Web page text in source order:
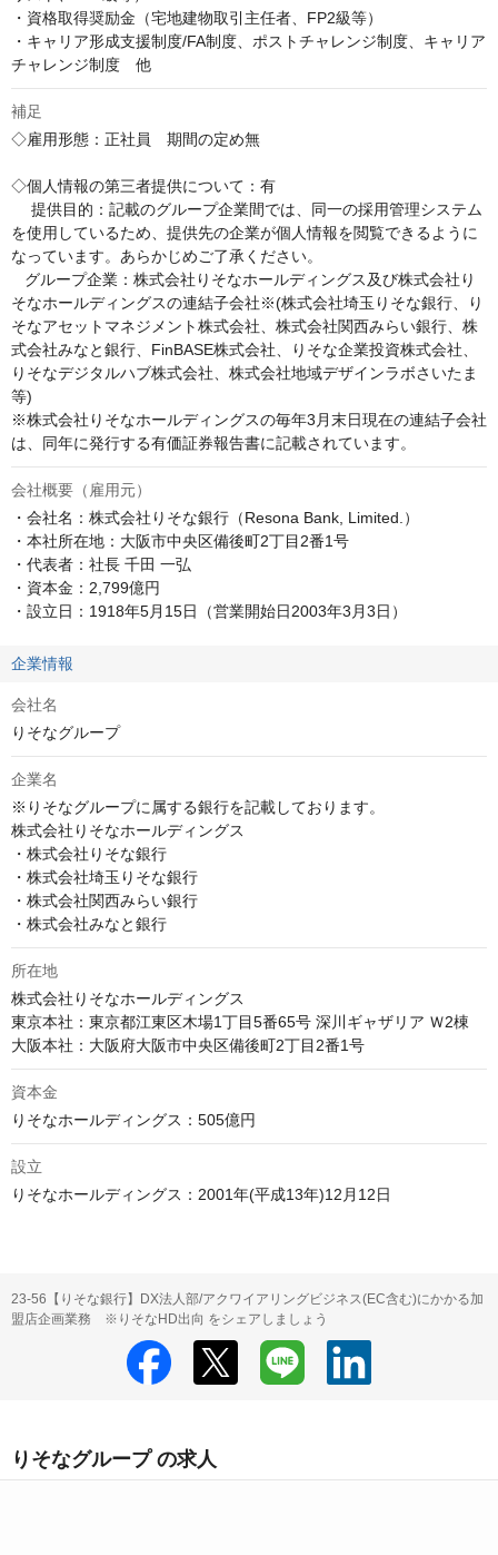
・資格取得奨励金（宅地建物取引主任者、FP2級等）
・キャリア形成支援制度/FA制度、ポストチャレンジ制度、キャリア
チャレンジ制度　他
補足
◇雇用形態：正社員　期間の定め無
◇個人情報の第三者提供について：有
提供目的：記載のグループ企業間では、同一の採用管理システム
を使用しているため、提供先の企業が個人情報を閲覧できるように
なっています。あらかじめご了承ください。
そなホールディングスの連結子会社※(株式会社埼玉りそな銀行、り
そなアセットマネジメント株式会社、株式会社関西みらい銀行、株
式会社みなと銀行、FinBASE株式会社、りそな企業投資株式会社、
りそなデジタルハブ株式会社、株式会社地域デザインラボさいたま
等)
※株式会社りそなホールディングスの毎年3月末日現在の連結子会社
は、同年に発行する有価証券報告書に記載されています。
会社概要（雇用元）
・会社名：株式会社りそな銀行（Resona Bank, Limited.）
・本社所在地：大阪市中央区備後町2丁目2番1号
・代表者：社長 千田 一弘
・資本金：2,799億円
・設立日：1918年5月15日（営業開始日2003年3月3日）
企業情報
会社名
りそなグループ
企業名
※りそなグループに属する銀行を記載しております。
株式会社りそなホールディングス
・株式会社りそな銀行
・株式会社埼玉りそな銀行
・株式会社関西みらい銀行
・株式会社みなと銀行
所在地
株式会社りそなホールディングス
東京本社：東京都江東区木場1丁目5番65号 深川ギャザリア Ｗ2棟
資本金
設立
りそなホールディングス：2001年(平成13年)12月12日
23-56【りそな銀行】DX法人部/アクワイアリングビジネス(EC含む)にかかる加
盟店企画業務 ※りそなHD出向 をシェアしましょう
りそなグループ の求人